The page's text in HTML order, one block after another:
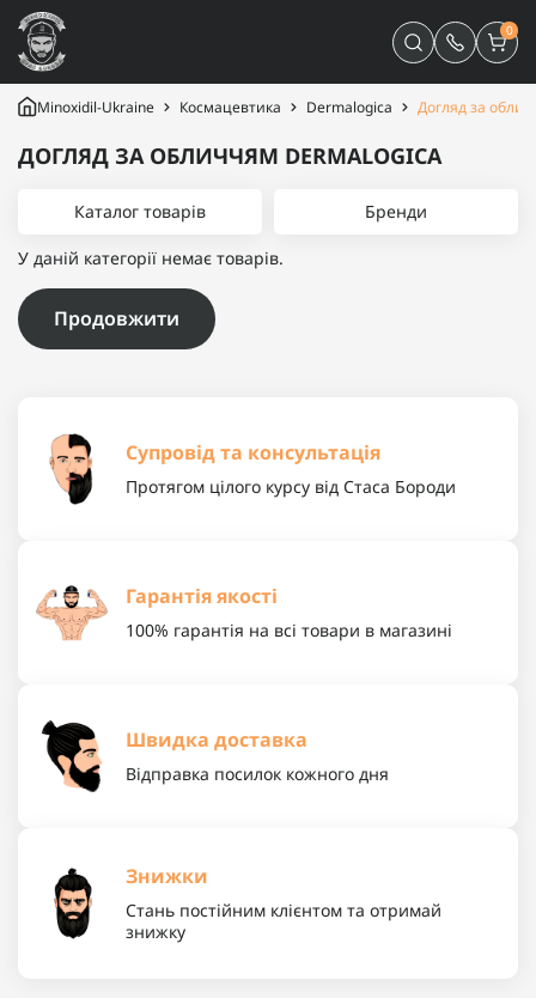
0
Minoxidil-Ukraine Космацевтика Dermalogica Догляд за
ДОГЛЯД ЗА ОБЛИЧЧЯМ DERMALOGICA
Каталог товарів Бренди
У даній категорії немає товарів.
Продовжити
Супровід та консультація
Протягом цілого курсу від Стаса Бороди
Гарантія якості
100% гарантія на всі товари в магазині
Швидка доставка
Відправка посилок кожного дня
Знижки
Стань постійним клієнтом та отримай
знижку